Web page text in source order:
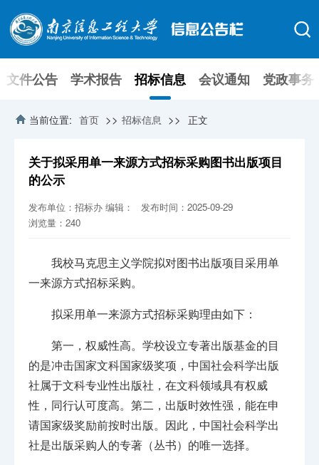
文件公告 学术报告 招标信息 会议通知 党政事务
当前位置: 首页 >> 招标信息 >> 正文
关于拟采用单一来源方式招标采购图书出版项目
的公示
发布单位：招标办 编辑：
发布时间：2025-09-29
浏览量：240
我校马克思主义学院拟对图书出版项目采用单
一来源方式招标采购。
拟采用单一来源方式招标采购理由如下：
第一，权威性高。学校设立专著出版基金的目
的是冲击国家文科国家级奖项，中国社会科学出版
社属于文科专业性出版社，在文科领域具有权威
性，同行认可度高。第二，出版时效性强，能在申
请国家级奖励前按时出版。因此，中国社会科学出
社是出版采购人的专著（丛书）的唯一选择。